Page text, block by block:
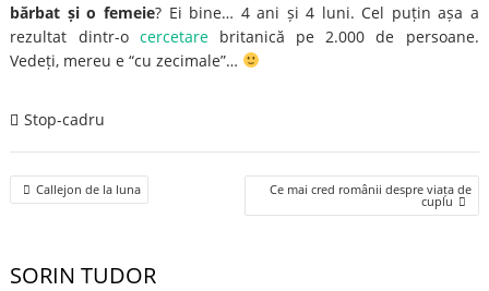
bărbat și o femeie? Ei bine… 4 ani și 4 luni. Cel puțin așa a
rezultat dintr-o cercetarebritanică pe 2.000 de persoane.
Vedeți, mereu e “cu zecimale”…
Stop-cadru
Post
navigation
Callejon de la luna Ce mai cred românii despre viața de
cuplu
SORIN TUDOR